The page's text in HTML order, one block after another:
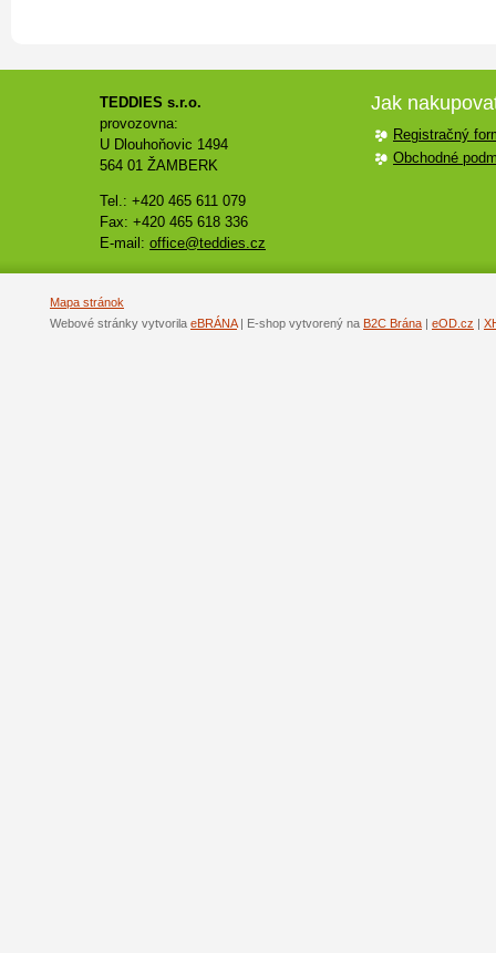
TEDDIES s.r.o.
provozovna:
U Dlouhoňovic 1494
564 01 ŽAMBERK
Tel.: +420 465 611 079
Fax: +420 465 618 336
E-mail: office@teddies.cz
Jak
Registračný
Obchodné
Mapa stránok
Webové stránky vytvorila eBRÁNA| E-shop vytvorený na B2C Brána | eOD.cz |